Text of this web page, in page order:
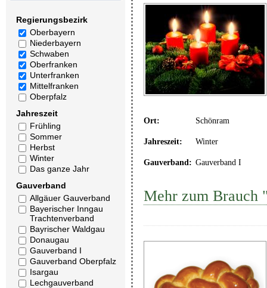
Regierungsbezirk
Oberbayern
Niederbayern
Schwaben
Oberfranken
Unterfranken
Mittelfranken
Oberpfalz
Jahreszeit
Frühling
Sommer
Herbst
Winter
Das ganze Jahr
Gauverband
Allgäuer Gauverband
Bayerischer Inngau
Trachtenverband
Bayrischer Waldgau
Donaugau
Gauverband I
Gauverband Oberpfalz
Isargau
Lechgauverband
Ort: Schönram
Jahreszeit: Winter
Gauverband: Gauverband I
Mehr zum Brauch